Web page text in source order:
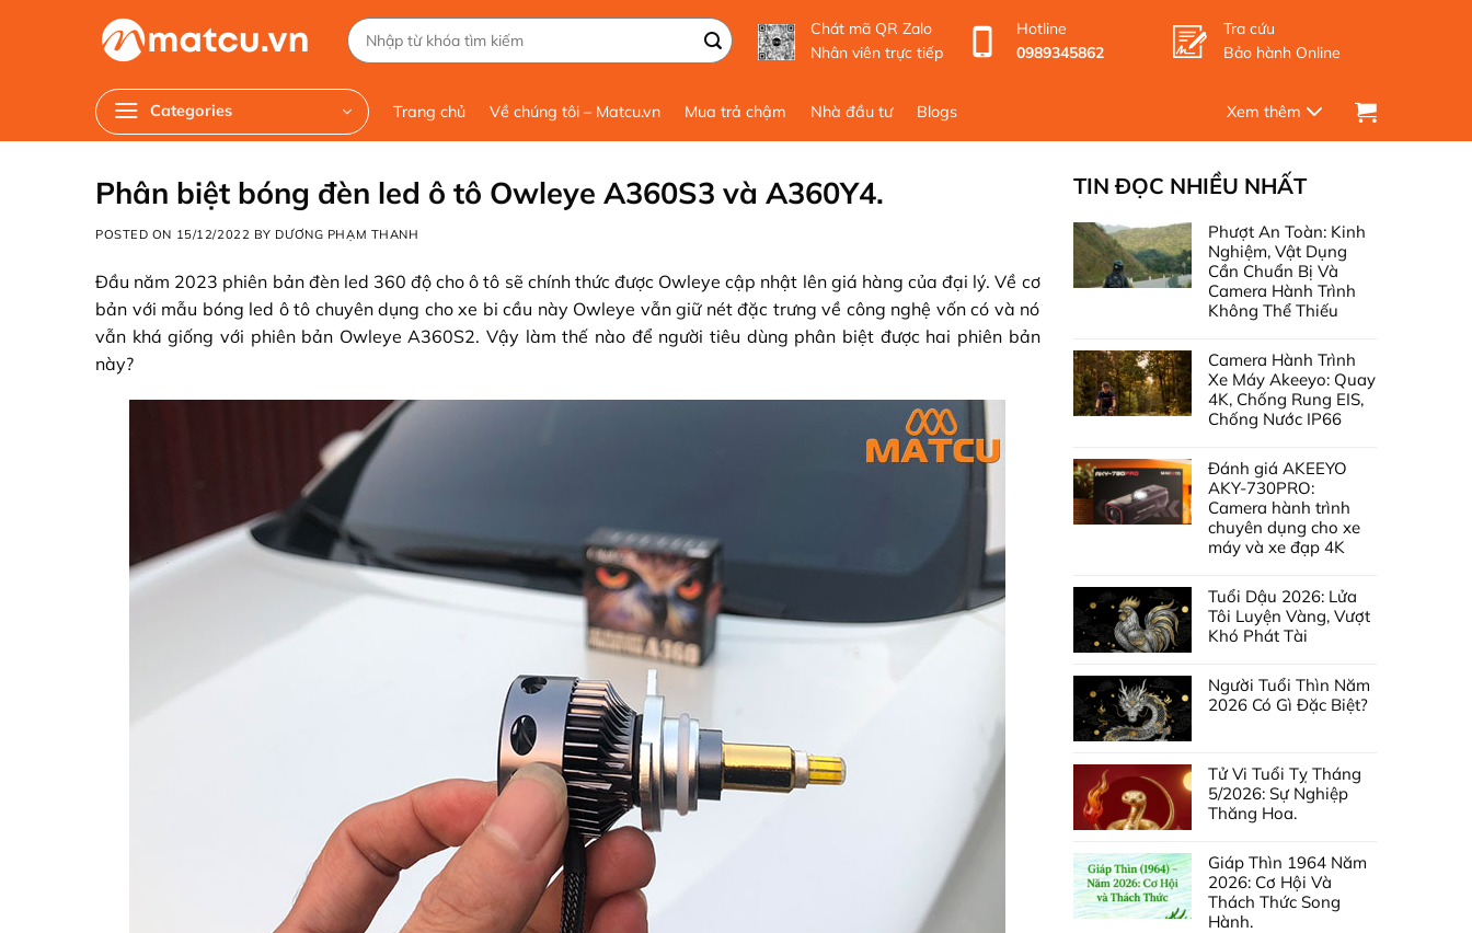
Tìm
kiếm:
Chát mã QR Zalo
Nhân viên trực tiếp
Hotline
0989345862
Tra cứu
Bảo hành Online
Categories Trang chủ Về chúng tôi – Matcu.vn Mua trả chậm Nhà đầu tư Blogs
Phân biệt bóng đèn led ô tô Owleye A360S3 và A360Y4.
POSTED ON 15/12/2022 BY DƯƠNG PHẠM THANH
Đầu năm 2023 phiên bản đèn led 360 độ cho ô tô sẽ chính thức được Owleye cập nhật lên giá hàng của đại lý. Về cơ
bản với mẫu bóng led ô tô chuyên dụng cho xe bi cầu này Owleye vẫn giữ nét đặc trưng về công nghệ vốn có và nó
vẫn khá giống với phiên bản Owleye A360S2. Vậy làm thế nào để người tiêu dùng phân biệt được hai phiên bản
này?
TIN ĐỌC NHIỀU NHẤT
Phượt An Toàn: Kinh
Nghiệm, Vật Dụng
Cần Chuẩn Bị Và
Camera Hành Trình
Không Thể Thiếu
Camera Hành Trình
Xe Máy Akeeyo: Quay
4K, Chống Rung EIS,
Chống Nước IP66
Đánh giá AKEEYO
AKY-730PRO:
Camera hành trình
chuyên dụng cho xe
máy và xe đạp 4K
Tuổi Dậu 2026: Lửa
Tôi Luyện Vàng, Vượt
Khó Phát Tài
Người Tuổi Thìn Năm
2026 Có Gì Đặc Biệt?
Tử Vi Tuổi Tỵ Tháng
5/2026: Sự Nghiệp
Thăng Hoa.
Giáp Thìn 1964 Năm
2026: Cơ Hội Và
Thách Thức Song
Hành.